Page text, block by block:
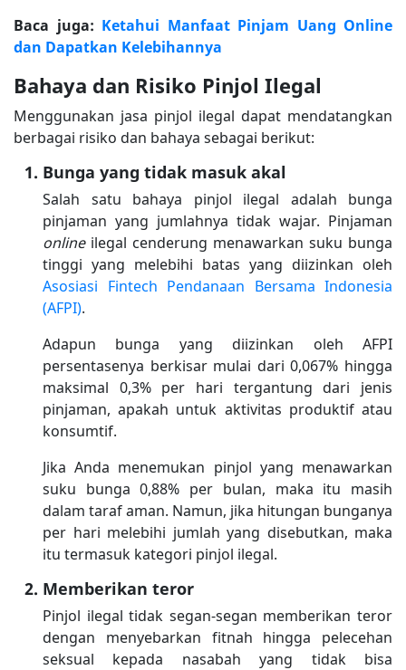
Baca juga: Ketahui Manfaat Pinjam Uang Online
dan Dapatkan Kelebihannya
Bahaya dan Risiko Pinjol Ilegal
Menggunakan jasa pinjol ilegal dapat mendatangkan
berbagai risiko dan bahaya sebagai berikut:
Bunga yang tidak masuk akal
Salah satu bahaya pinjol ilegal adalah bunga
pinjaman yang jumlahnya tidak wajar. Pinjaman
online ilegal cenderung menawarkan suku bunga
tinggi yang melebihi batas yang diizinkan oleh
Asosiasi Fintech Pendanaan Bersama Indonesia
(AFPI).
Adapun bunga yang diizinkan oleh AFPI
persentasenya berkisar mulai dari 0,067% hingga
maksimal 0,3% per hari tergantung dari jenis
pinjaman, apakah untuk aktivitas produktif atau
konsumtif.
Jika Anda menemukan pinjol yang menawarkan
suku bunga 0,88% per bulan, maka itu masih
dalam taraf aman. Namun, jika hitungan bunganya
per hari melebihi jumlah yang disebutkan, maka
itu termasuk kategori pinjol ilegal.
Memberikan teror
Pinjol ilegal tidak segan-segan memberikan teror
dengan menyebarkan fitnah hingga pelecehan
seksual kepada nasabah yang tidak bisa